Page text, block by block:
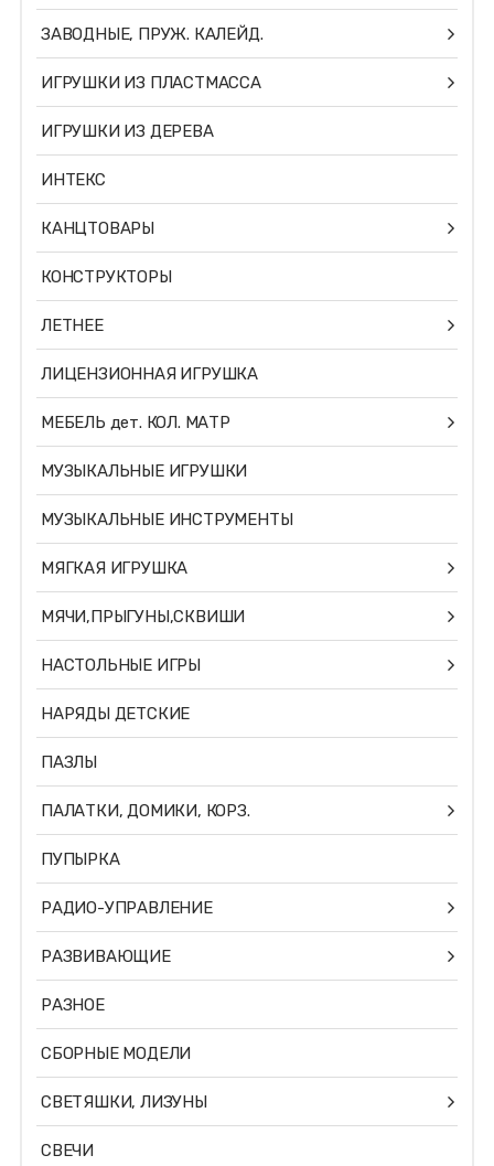
ЗАВОДНЫЕ, ПРУЖ. КАЛЕЙД.
ИГРУШКИ ИЗ ПЛАСТМАССА
ИГРУШКИ ИЗ ДЕРЕВА
ИНТЕКС
КАНЦТОВАРЫ
КОНСТРУКТОРЫ
ЛЕТНЕЕ
ЛИЦЕНЗИОННАЯ ИГРУШКА
МЕБЕЛЬ дет. КОЛ. МАТР
МУЗЫКАЛЬНЫЕ ИГРУШКИ
МУЗЫКАЛЬНЫЕ ИНСТРУМЕНТЫ
МЯГКАЯ ИГРУШКА
МЯЧИ,ПРЫГУНЫ,СКВИШИ
НАСТОЛЬНЫЕ ИГРЫ
НАРЯДЫ ДЕТСКИЕ
ПАЗЛЫ
ПАЛАТКИ, ДОМИКИ, КОРЗ.
ПУПЫРКА
РАДИО-УПРАВЛЕНИЕ
РАЗВИВАЮЩИЕ
РАЗНОЕ
СБОРНЫЕ МОДЕЛИ
СВЕТЯШКИ, ЛИЗУНЫ
СВЕЧИ